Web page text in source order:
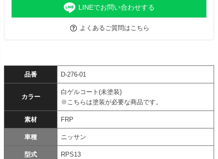
LINEでお問い合わせする
よくあるご質問はこちら
品番 D-276-01
カラー
白ゲルコート(未塗装)
※こちらは塗装が必要な商品です。
素材 FRP
車種 ニッサン
型式 RPS13